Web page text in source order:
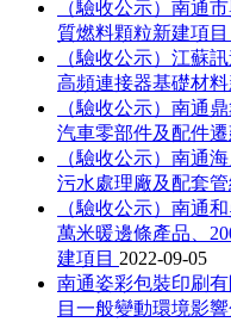
（驗收公示）南通
質燃料顆粒新建項目
（驗收公示）江蘇
高頻連接器基礎材料
（驗收公示）南通
汽車零部件及配件遷
（驗收公示）南通
污水處理廠及配套管
（驗收公示）南通
萬米暖邊條產品、
建項目 2022-09-05
南通姿彩包裝印刷
目一般變動環境影